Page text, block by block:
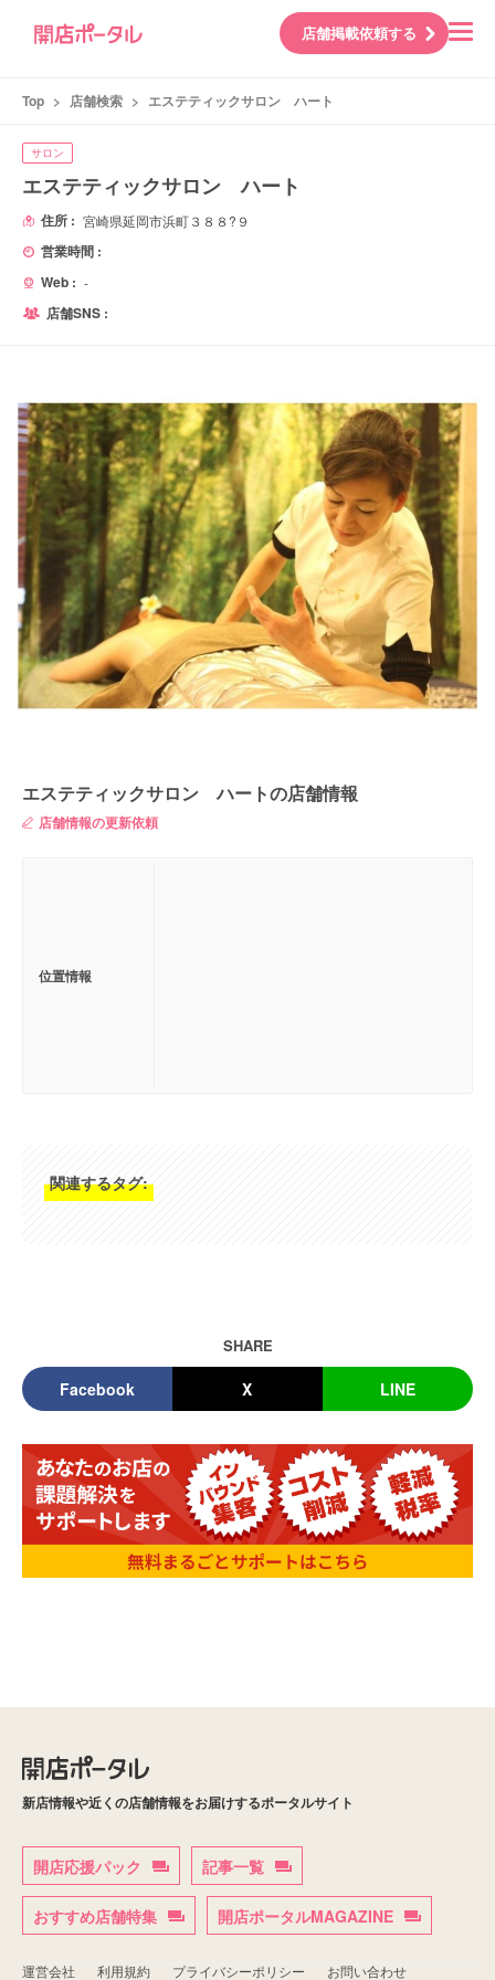
店舗掲載依頼する
Top > 店舗検索 > エステティックサロン ハート
サロン
エステティックサロン ハート
住所 : 宮崎県延岡市浜町３８８?９
営業時間 :
Web : -
店舗SNS :
エステティックサロン ハートの店舗情報
店舗情報の更新依頼
位置情報
関連するタグ:
SHARE
Facebook X LINE
新店情報や近くの店舗情報をお届けするポータルサイト
開店応援パック 記事一覧
おすすめ店舗特集 開店ポータルMAGAZINE
運営会社 利用規約 プライバシーポリシー お問い合わせ